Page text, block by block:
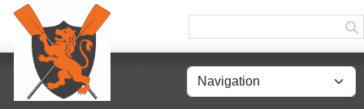
Panneau de gestion des cookies